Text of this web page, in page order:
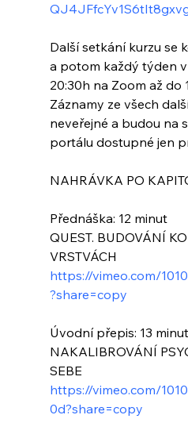
Další setkání kurzu se
a potom každý týden v
20:30h na Zoom až do
Záznamy ze všech
neveřejné a budou na
portálu dostupné jen
NAHRÁVKA PO
Přednáška: 12 minut
QUEST. BUDOVÁNÍ
VRSTVÁCH
https://vimeo.com/
?share=copy
Úvodní přepis: 13 minut
NAKALIBROVÁNÍ
SEBE
https://vimeo.com/
0d?share=copy